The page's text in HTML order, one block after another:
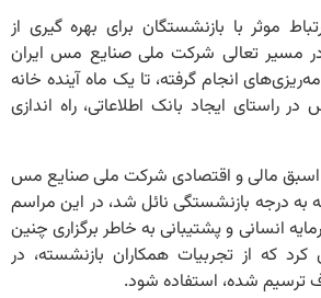
موثر با بازنشستگان برای بهره گیری از
در مسیر تعالی شرکت ملی صنایع مس ایران
انجام گرفته، تا یک ماه آینده خانه
ایجاد بانک اطلاعاتی، راه اندازی
اسبق مالی و اقتصادی شرکت ملی صنایع مس
درجه بازنشستگی نائل شد، در این مراسم
انسانی و پشتیبانی به خاطر برگزاری چنین
کرد که از تجربیات همکاران بازنشسته، در
ترسیم شده،‌ استفاده شود.